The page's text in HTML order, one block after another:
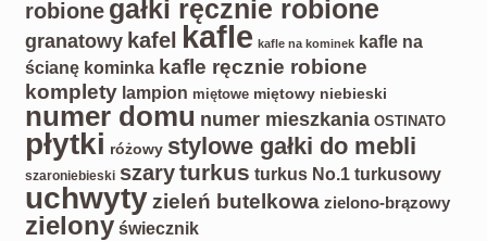
robione gałki ręcznie robione
granatowy kafel kafle kafle na kominek
kafle na
ścianę kominka kafle ręcznie robione
komplety lampion miętowe miętowy niebieski
numer domu numer mieszkania OSTINATO
płytki różowy stylowe gałki do mebli
szaroniebieski szaryturkus turkus No.1 turkusowy
uchwyty zieleń butelkowa zielono-brązowy
zielony świecznik